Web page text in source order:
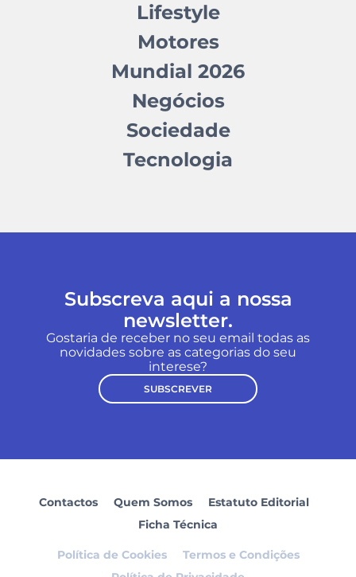
Lifestyle
Motores
Mundial 2026
Negócios
Sociedade
Tecnologia
Subscreva aqui a nossa
newsletter.
Gostaria de receber no seu email todas as
novidades sobre as categorias do seu
interese?
SUBSCREVER
Contactos Quem Somos
Estatuto Editorial
Ficha Técnica
Política de Cookies
Termos e Condições